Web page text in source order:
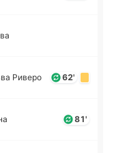
Риверо 62'
81'